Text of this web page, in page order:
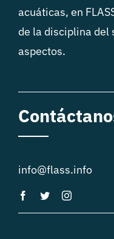
acuáticas, en
de la disciplina del
aspectos.
info@flass.info